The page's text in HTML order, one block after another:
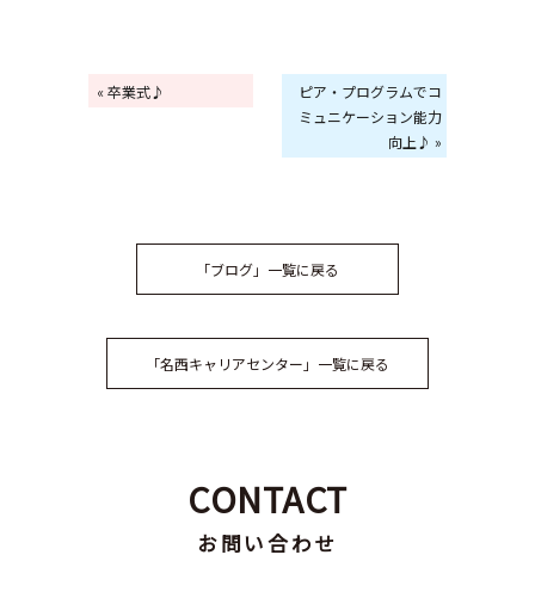
« 卒業式♪
ピア・プログラムでコ
ミュニケーション能力
向上♪ »
「ブログ」一覧に戻る
「名西キャリアセンター」一覧に戻る
CONTACT
お問い合わせ